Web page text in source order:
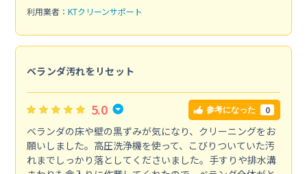
利用業者： KTクリーンサポート
ベランダ汚れをリセット
5.0 参考になった 0
ベランダの床や壁の黒ずみが気になり、クリーニングをお
願いしました。高圧洗浄機を使って、こびりついていた汚
れまでしっかり落としてくださいました。手すりや排水溝